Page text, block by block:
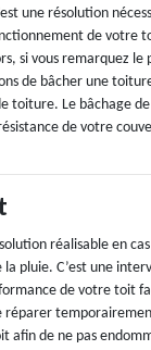
une résolution
de votre
si vous remarquez le
de bâcher une
toiture. Le bâchage
de votre
réalisable en
pluie. C’est une
de votre toit
réparer
afin de ne pas